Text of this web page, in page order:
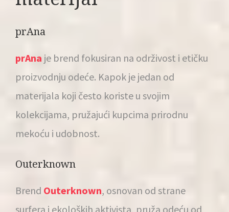
prAna
prAna je brend fokusiran na održivost i etičku
proizvodnju odeće. Kapok je jedan od
materijala koji često koriste u svojim
kolekcijama, pružajući kupcima prirodnu
mekoću i udobnost.
Outerknown
Brend Outerknown, osnovan od strane
surfera i ekoloških aktivista, pruža odeću od